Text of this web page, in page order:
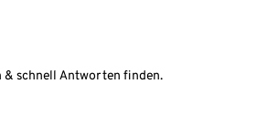
& schnell Antworten finden.